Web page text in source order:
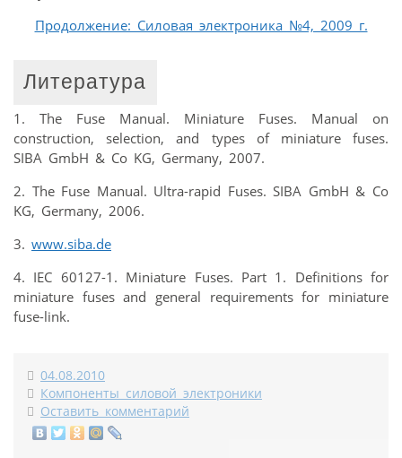
Продолжение: Силовая электроника №4, 2009 г.
Литература
1. The Fuse Manual. Miniature Fuses. Manual on
construction, selection, and types of miniature fuses.
SIBA GmbH & Co KG, Germany, 2007.
2. The Fuse Manual. Ultra-rapid Fuses. SIBA GmbH & Co
KG, Germany, 2006.
3. www.siba.de
4. IEC 60127-1. Miniature Fuses. Part 1. Definitions for
miniature fuses and general requirements for miniature
fuse-link.
04.08.2010
Компоненты силовой электроники
Оставить комментарий